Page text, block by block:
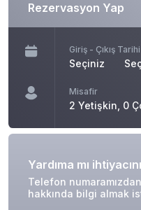
Rezervasyon Yap
Giriş - Çıkış Tarihi
Seçiniz
Misafir
2 Yetişkin, 0
Yardıma mı
Telefon
hakkında bilgi almak